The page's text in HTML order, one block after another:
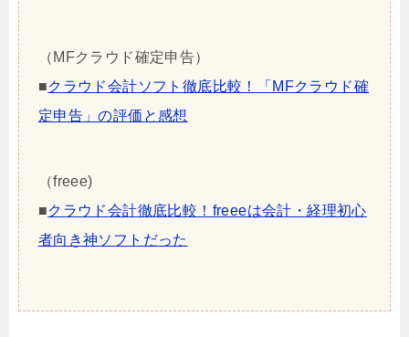
（MFクラウド確定申告）
■クラウド会計ソフト徹底比較！「MFクラウド確
定申告」の評価と感想
（freee)
■クラウド会計徹底比較！freeeは会計・経理初心
者向き神ソフトだった